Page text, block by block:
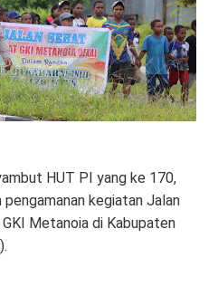
HUT PI yang ke 170,
kegiatan Jalan
Metanoia di Kabupaten